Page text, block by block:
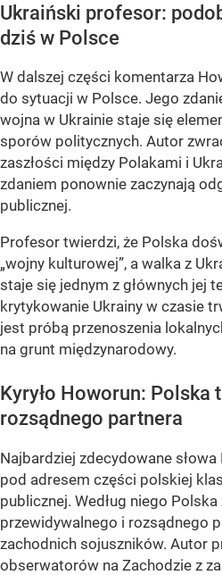
Ukraiński profesor:
dziś w Polsce
W dalszej części komentarza
do sytuacji w Polsce. Jego
wojna w Ukrainie staje się
sporów politycznych. Autor
zaszłości między Polakami i
zdaniem ponownie zaczynają
publicznej.
Profesor twierdzi, że Polska
„wojny kulturowej”, a walka z
staje się jednym z głównych jej
krytykowanie Ukrainy w czasie
jest próbą przenoszenia
na grunt międzynarodowy.
Kyryło Howorun: Polska
rozsądnego partnera
Najbardziej zdecydowane
pod adresem części polskiej
publicznej. Według niego
przewidywalnego i rozsądnego
zachodnich sojuszników. Autor
obserwatorów na Zachodzie z